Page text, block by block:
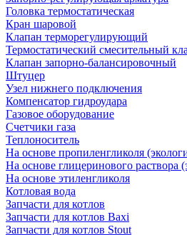
Головка термостатическая
Кран шаровой
Клапан терморегулирующий
Термостатический смесительный
Клапан запорно-балансировочный
Штуцер
Узел нижнего подключения
Компенсатор гидроудара
Газовое оборудование
Счетчики газа
Теплоноситель
На основе пропиленгликоля
На основе глицеринового раствора
На основе этиленгликоля
Котловая вода
Запчасти для котлов
Запчасти для котлов Baxi
Запчасти для котлов Stout